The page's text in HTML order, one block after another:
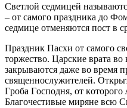
Светлой седмицей
– от самого праздника до
седмице отменяются пост в
Праздник Пасхи от самого
торжество. Царские врата
закрываются даже во время
священнослужителей.
Гpoбa Гocпoдня, oт кoтopoгo
Благочестивые миряне всю